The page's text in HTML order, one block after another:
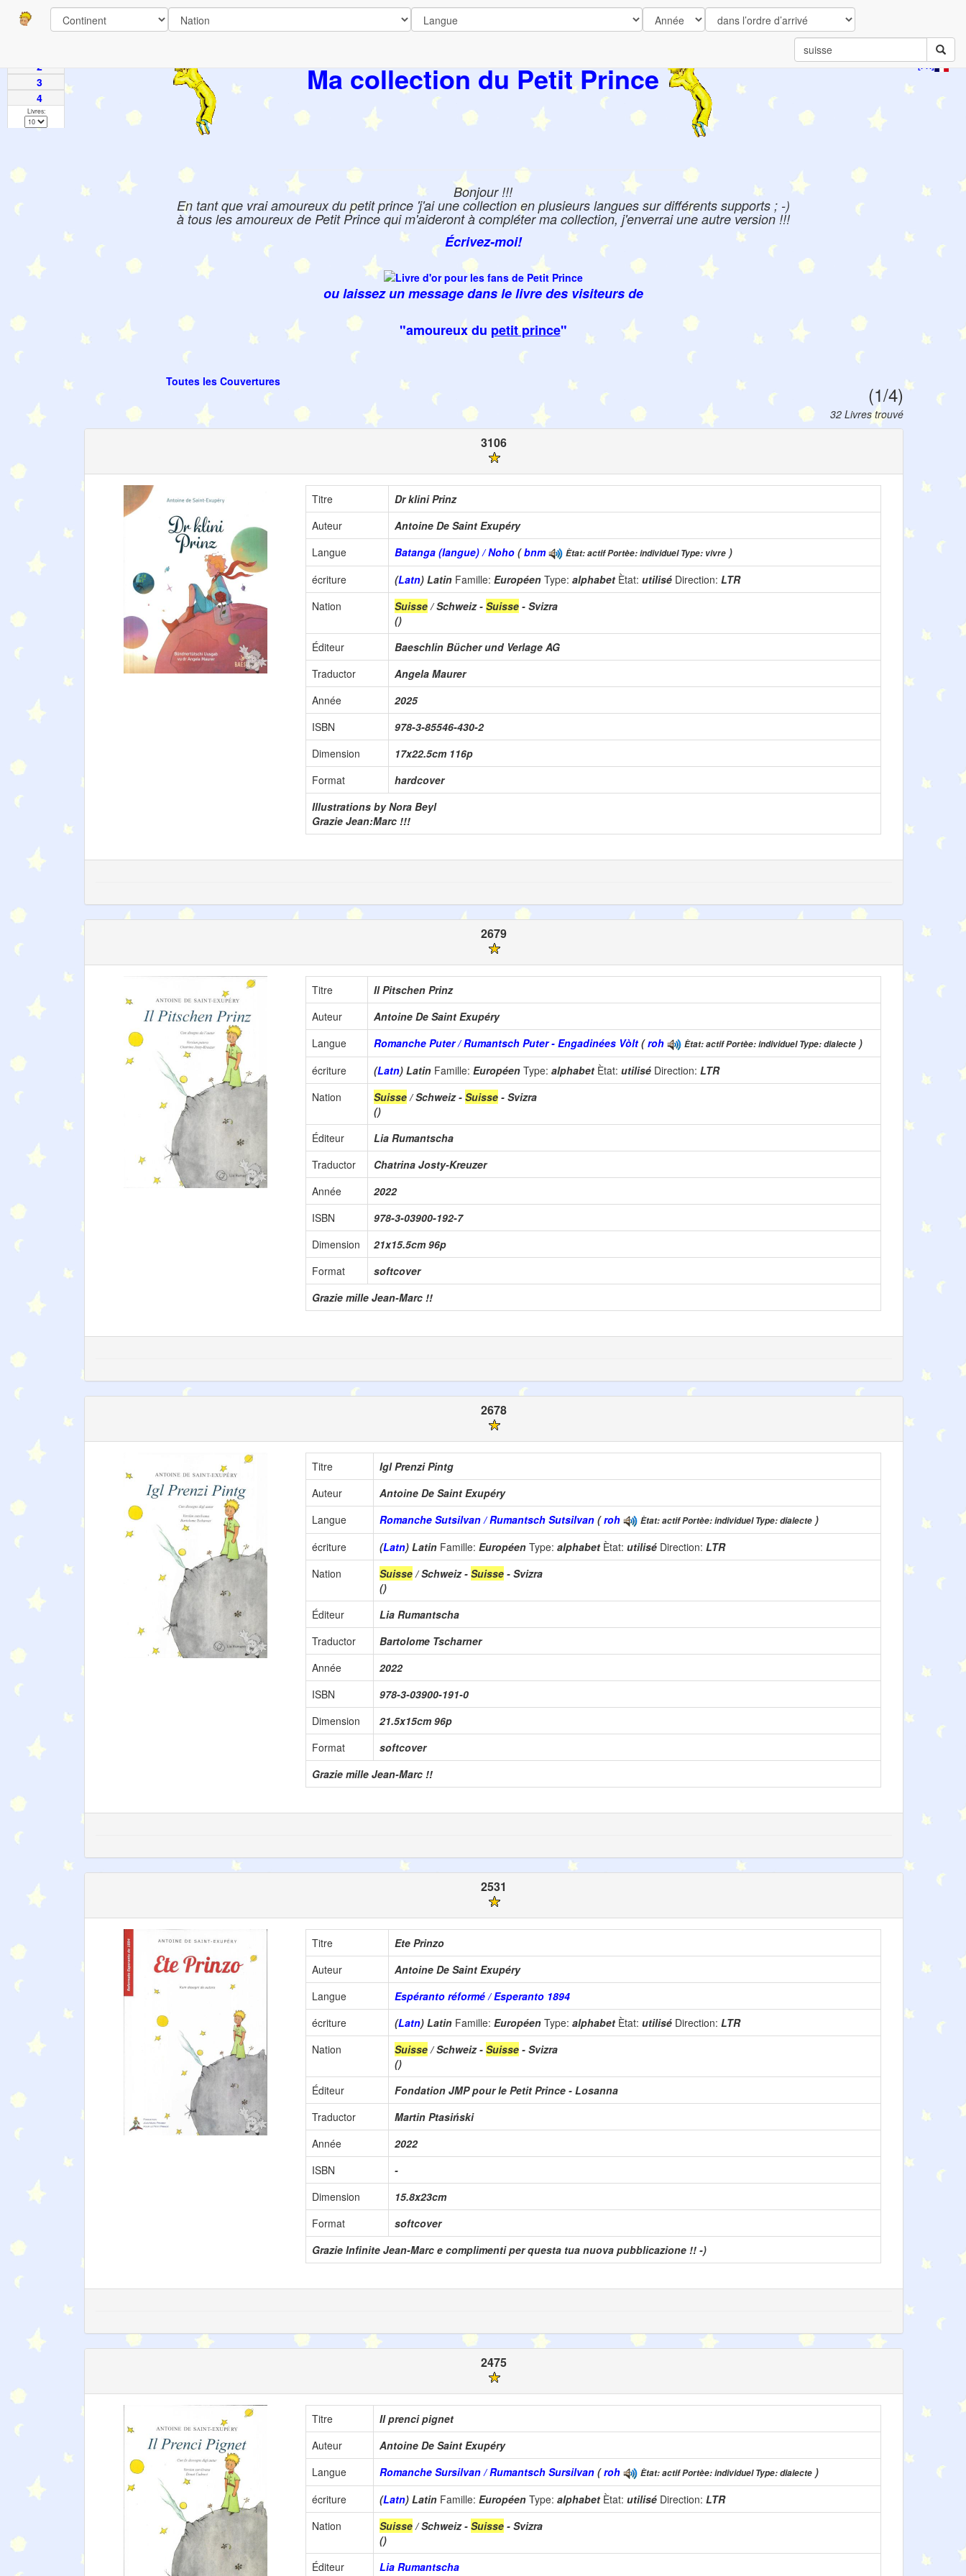
Ma collection du Petit Prince
Bonjour !!!
En tant que vrai amoureux du petit prince 'j'ai une collection en plusieurs langues sur différents supports ; -)
à tous les amoureux de Petit Prince qui m'aideront à compléter ma collection, j'enverrai une autre version !!!
Écrivez-moi!
ou laissez un message dans le livre des visiteurs de
"amoureux du petit prince"
Toutes les Couvertures
(1/4)
32 Livres trouvé
Pages
2
3
4
Livres:
3106
Titre
Dr klini Prinz
Auteur
Antoine De Saint Exupéry
Langue
Batanga (langue) / Noho (bnm Ètat: actif Portèe: individuel Type: vivre )
écriture
(Latn) Latin Famille: Européen Type: alphabet Ètat: utilisé Direction: LTR
Nation
Suisse/ Schweiz - Suisse - Svizra
()
Éditeur
Baeschlin Bücher und Verlage AG
Traductor
Angela Maurer
Année
2025
ISBN
978-3-85546-430-2
Dimension
17x22.5cm 116p
Format
hardcover
Illustrations by Nora Beyl
Grazie Jean:Marc !!!
2679
Titre
Il Pitschen Prinz
Auteur
Antoine De Saint Exupéry
Langue
Romanche Puter / Rumantsch Puter - Engadinées Vòlt (roh Ètat: actif Portèe: individuel Type: dialecte )
écriture
(Latn) Latin Famille: Européen Type: alphabet Ètat: utilisé Direction: LTR
Nation
Suisse/ Schweiz - Suisse - Svizra
()
Éditeur
Lia Rumantscha
Traductor
Chatrina Josty-Kreuzer
Année
2022
ISBN
978-3-03900-192-7
Dimension
21x15.5cm 96p
Format
softcover
Grazie mille Jean-Marc !!
2678
Titre
Igl Prenzi Pintg
Auteur
Antoine De Saint Exupéry
Langue
Romanche Sutsilvan / Rumantsch Sutsilvan (roh Ètat: actif Portèe: individuel Type: dialecte )
écriture
(Latn) Latin Famille: Européen Type: alphabet Ètat: utilisé Direction: LTR
Nation
Suisse/ Schweiz - Suisse - Svizra
()
Éditeur
Lia Rumantscha
Traductor
Bartolome Tscharner
Année
2022
ISBN
978-3-03900-191-0
Dimension
21.5x15cm 96p
Format
softcover
Grazie mille Jean-Marc !!
2531
Titre
Ete Prinzo
Auteur
Antoine De Saint Exupéry
Langue
Espéranto réformé / Esperanto 1894
écriture
(Latn) Latin Famille: Européen Type: alphabet Ètat: utilisé Direction: LTR
Nation
Suisse/ Schweiz - Suisse - Svizra
()
Éditeur
Fondation JMP pour le Petit Prince - Losanna
Traductor
Martin Ptasiński
Année
2022
ISBN
-
Dimension
15.8x23cm
Format
softcover
Grazie Infinite Jean-Marc e complimenti per questa tua nuova pubblicazione !! -)
2475
Titre
Il prenci pignet
Auteur
Antoine De Saint Exupéry
Langue
Romanche Sursilvan / Rumantsch Sursilvan (roh Ètat: actif Portèe: individuel Type: dialecte )
écriture
(Latn) Latin Famille: Européen Type: alphabet Ètat: utilisé Direction: LTR
Nation
Suisse/ Schweiz - Suisse - Svizra
()
Éditeur
Lia Rumantscha